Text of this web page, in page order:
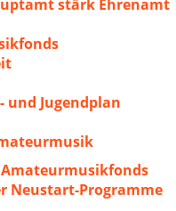
stärk Ehrenamt
und Jugendplan
Neustart-Programme